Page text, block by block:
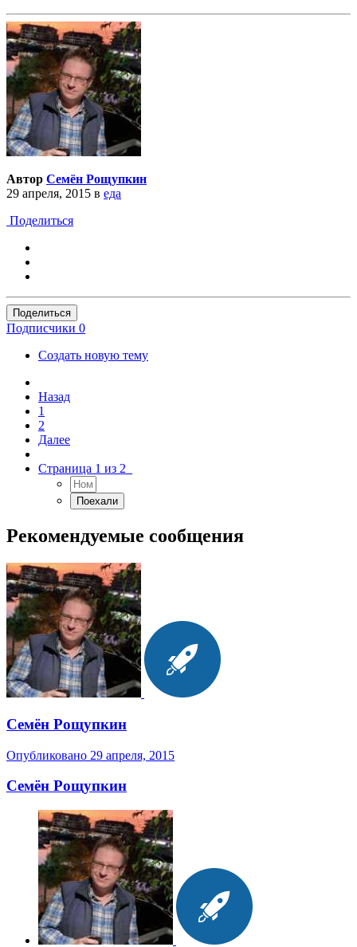
Автор Семён Рощупкин
29 апреля, 2015 в еда
Поделиться
Поделиться
Подписчики 0
Создать новую тему
Назад
1
2
Далее
Страница 1 из 2
Рекомендуемые сообщения
Семён Рощупкин
Опубликовано 29 апреля, 2015
Семён Рощупкин